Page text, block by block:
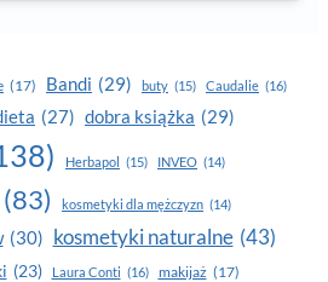
(17) Bandi (29) buty (15) Caudalie (16)
(27) dobra książka (29)
Herbapol (15) INVEO (14)
(83) kosmetyki dla mężczyzn (14)
(30) kosmetyki naturalne (43)
(23) Laura Conti (16) makijaż (17)